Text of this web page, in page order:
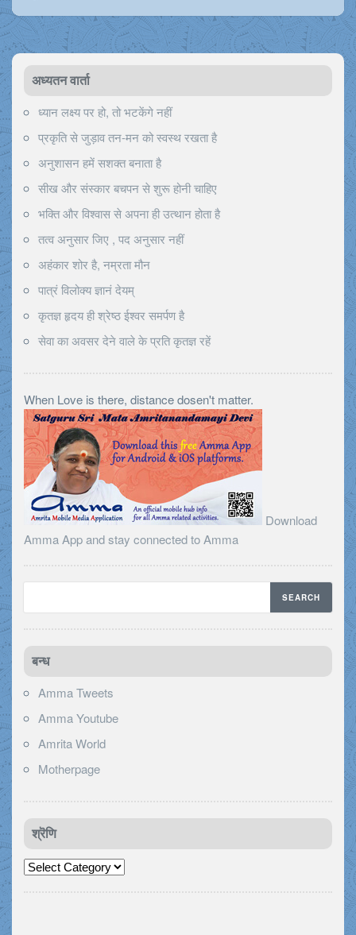
अध्यतन वार्ता
ध्यान लक्ष्य पर हो, तो भटकेंगे नहीं
प्रकृति से जुड़ाव तन-मन को स्वस्थ रखता है
अनुशासन हमें सशक्त बनाता है
सीख और संस्कार बचपन से शुरू होनी चाहिए
भक्ति और विश्वास से अपना ही उत्थान होता है
तत्व अनुसार जिए , पद अनुसार नहीं
अहंकार शोर है, नम्रता मौन
पात्रं विलोक्य ज्ञानं देयम्
कृतज्ञ हृदय ही श्रेष्ठ ईश्वर समर्पण है
सेवा का अवसर देने वाले के प्रति कृतज्ञ रहें
When Love is there, distance dosen't matter.
Download
Amma App and stay connected to Amma
बन्ध
Amma Tweets
Amma Youtube
Amrita World
Motherpage
श्रॆणि
श्रॆणि